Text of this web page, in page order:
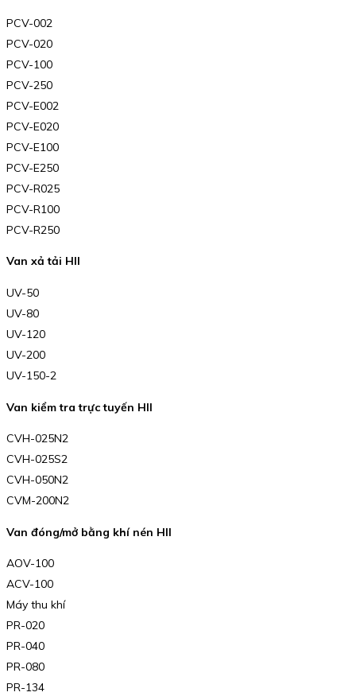
PCV-002
PCV-020
PCV-100
PCV-250
PCV-E002
PCV-E020
PCV-E100
PCV-E250
PCV-R025
PCV-R100
PCV-R250
Van xả tải HII
UV-50
UV-80
UV-120
UV-200
UV-150-2
Van kiểm tra trực tuyến HII
CVH-025N2
CVH-025S2
CVH-050N2
CVM-200N2
Van đóng/mở bằng khí nén HII
AOV-100
ACV-100
Máy thu khí
PR-020
PR-040
PR-080
PR-134